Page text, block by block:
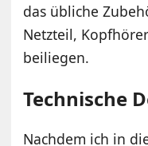
das übliche
Netzteil,
beiliegen.
Technische
Nachdem ich in